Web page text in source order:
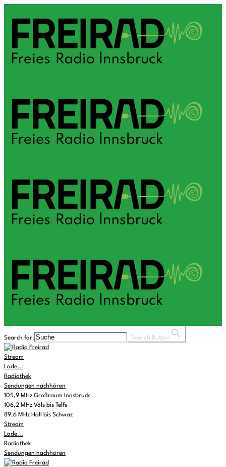
Search for: Search Button
Stream
Lade...
Radiothek
Sendungen nachhören
105,9 MHz Großraum Innsbruck
106,2 MHz Völs bis Telfs
89,6 MHz Hall bis Schwaz
Stream
Lade...
Radiothek
Sendungen nachhören